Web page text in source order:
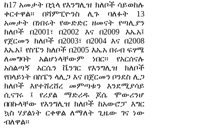
ከ17 አመታት በኋላ የእንግሊዝ ክለቦች ሳይወከሉ
ቀርተዋል፡፡ በሻምፒዮንስ ሊጉ ባለፉት 13
አመታት በነበሩት የውድድር ዘመናት የጣሊያን
ክለቦች በ2001፣ በ2002 እና በ2009 እኤአ፤
የጀርመን ክለቦች በ2003፣ በ2004 እና በ2008
እኤአ፤ የስፔን ክለቦች በ2005 እኤአ በሩብ ፍፃሜ
ለመግባት አልሆነላቸውም ነበር፡፡ የአርሰናሉ
አሰልጣኝ አርሴን ቬንገር የእንግሊዝ ክለቦች
የበላይነት በስፔን ላሊጋ እና በጀርመን ቦንደስ ሊጋ
ክለቦች እየተሸረሸረ መምጣቱን እንደሚያሳይ
ሲናገሩ ፤ የሪያል ማድሪዱ ጆሴ ሞውሪንሆ
በበኩላቸው የእንግሊዝ ክለቦች ከአውሮፓ እግር
ኳስ ሃያልነት ርቀዋል ለማለት ጊዜው ገና ነው
ብለዋል፡፡